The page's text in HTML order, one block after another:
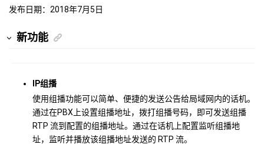
发布日期：2018年7月5日
新功能
IP组播
使用组播功能可以简单、便捷的发送公告给局域网内的话机。
通过在PBX上设置组播地址，拨打组播号码，即可发送组播
RTP 流到配置的组播地址。通过在话机上配置监听组播地
址，监听并播放该组播地址发送的 RTP 流。